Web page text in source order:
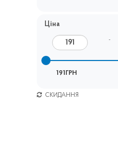
Ціна
–
191ГРН
СКИДАННЯ